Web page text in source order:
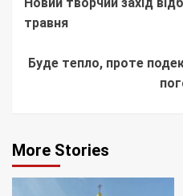
Reading
травня
Буде тепло, проте
More Stories